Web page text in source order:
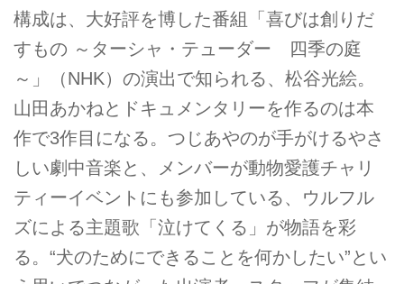
構成は、大好評を博した番組「喜びは創りだ
すもの ～ターシャ・テューダー 四季の庭
～」（NHK）の演出で知られる、松谷光絵。
山田あかねとドキュメンタリーを作るのは本
作で3作目になる。つじあやのが手がけるやさ
しい劇中音楽と、メンバーが動物愛護チャリ
ティーイベントにも参加している、ウルフル
ズによる主題歌「泣けてくる」が物語を彩
る。“犬のためにできることを何かしたい”とい